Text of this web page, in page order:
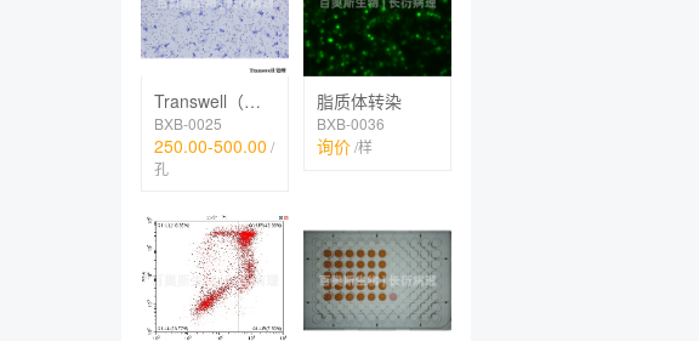
Transwell（迁移、趋化、侵袭、共培养）
BXB-0025
250.00-500.00 /
孔
脂质体转染
BXB-0036
询价/样